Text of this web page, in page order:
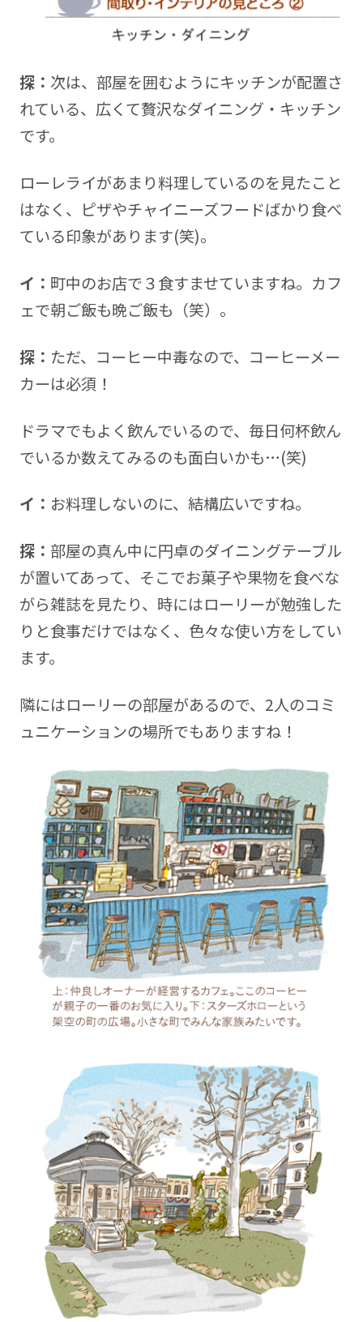
探： 次は、部屋を囲むようにキッチンが配置さ
れている、広くて贅沢なダイニング・キッチン
です。
ローレライがあまり料理しているのを見たこと
はなく、ピザやチャイニーズフードばかり食べ
ている印象があります(笑)。
イ： 町中のお店で３食すませていますね。カフ
ェで朝ご飯も晩ご飯も（笑）。
探： ただ、コーヒー中毒なので、コーヒーメー
カーは必須！
ドラマでもよく飲んでいるので、毎日何杯飲ん
でいるか数えてみるのも面白いかも…(笑)
イ： お料理しないのに、結構広いですね。
探： 部屋の真ん中に円卓のダイニングテーブル
が置いてあって、そこでお菓子や果物を食べな
がら雑誌を見たり、時にはローリーが勉強した
りと食事だけではなく、色々な使い方をしてい
ます。
隣にはローリーの部屋があるので、2人のコミ
ュニケーションの場所でもありますね！